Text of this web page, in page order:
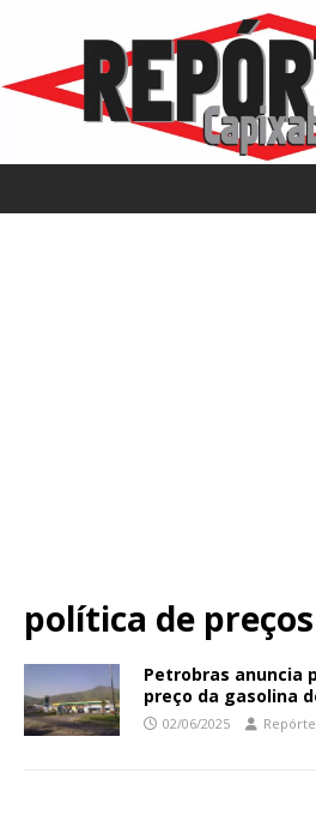
política de preços
Petrobras anuncia
preço da gasolina
02/06/2025